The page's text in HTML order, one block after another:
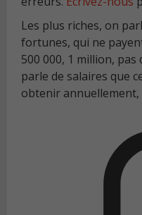
Les plus riches, on
fortunes, qui ne
500 000, 1 million,
parle de salaires que
obtenir annuellement,